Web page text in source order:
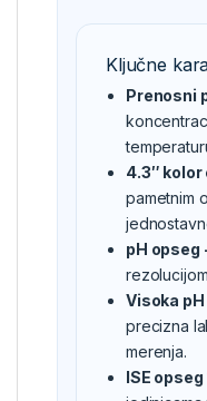
Ključne
Prenosni
4.3″ kolor
pametnim
pH opseg
Visoka
precizna
merenja.
ISE opseg